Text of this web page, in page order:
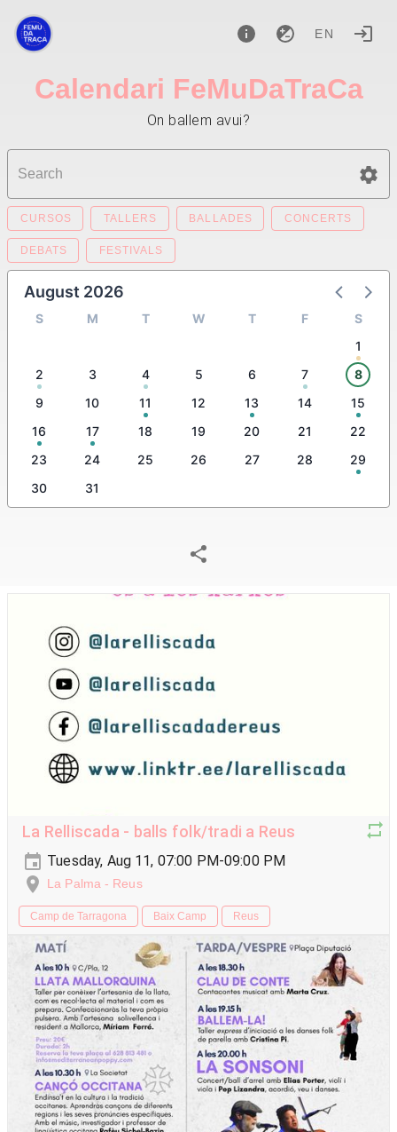
EN
Calendari FeMuDaTraCa
On ballem avui?
CURSOS TALLERS BALLADES CONCERTS
DEBATS FESTIVALS
August 2026
S M T W T F
S
1
2
3 4 5 6 7
8
9
10 11 12 13 14
15
16
17 18 19 20 21
22
23
24 25 26 27 28
29
30
31
La Relliscada - balls folk/tradi a Reus
Tuesday, Aug 11, 07:00 PM-09:00 PM
La Palma - Reus
Camp de Tarragona Baix Camp Reus